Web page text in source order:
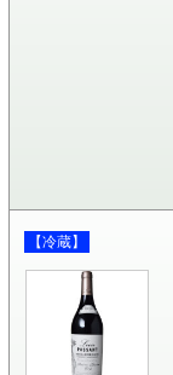
【冷蔵】